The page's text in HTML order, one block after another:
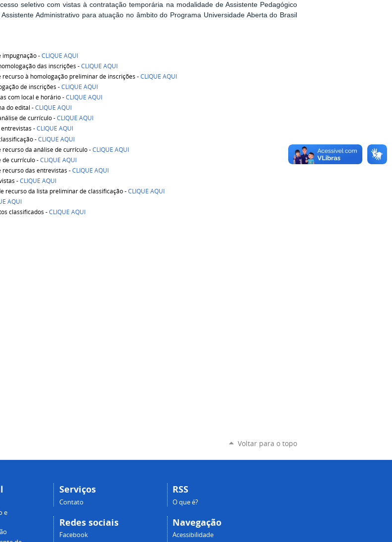
seletivo com vistas à contratação temporária na modalidade de Assistente Pedagógico
Administrativo para atuação no âmbito do Programa Universidade Aberta do Brasil
impugnação -CLIQUE AQUI
das inscrições -CLIQUE AQUI
recurso à homologação preliminar de inscrições -CLIQUE AQUI
de inscrições -CLIQUE AQUI
com local e horário -CLIQUE AQUI
do edital -CLIQUE AQUI
de currículo -CLIQUE AQUI
entrevistas -CLIQUE AQUI
-CLIQUE AQUI
recurso da análise de currículo -CLIQUE AQUI
de currículo -CLIQUE AQUI
recurso das entrevistas -CLIQUE AQUI
-CLIQUE AQUI
recurso da lista preliminar de classificação -CLIQUE AQUI
AQUI
classificados -CLIQUE AQUI
Voltar para o topo
e
Serviços
Contato
Redes sociais
Facebook
RSS
O que é?
Navegação
Acessibilidade